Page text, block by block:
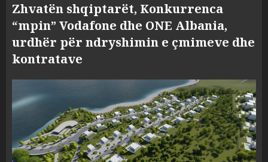
Zhvatën shqiptarët, Konkurrenca
“mpin” Vodafone dhe ONE Albania,
urdhër për ndryshimin e çmimeve dhe
kontratave